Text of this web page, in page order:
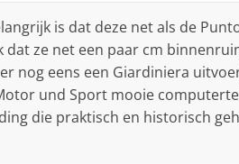
is dat deze net als de
dat ze net een paar cm
nog eens een Giardiniera
und Sport mooie
die praktisch en historisch